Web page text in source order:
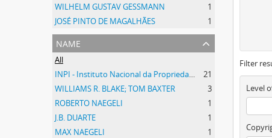
WILHELM GUSTAV GESSMANN
1
JOSÉ PINTO DE MAGALHÃES
1
name
All
INPI - Instituto Nacional da Propriedade Industrial
21
WILLIAMS R. BLAKE; TOM BAXTER
3
ROBERTO NAEGELI
1
J.B. DUARTE
1
MAX NAEGELI
1
Filter
Level